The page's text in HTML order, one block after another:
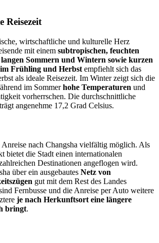
Reisezeit
wirtschaftliche und kulturelle Herz
mit einem subtropischen, feuchten
langen Sommern und Wintern sowie kurzen
Frühling und Herbst empfiehlt sich das
als ideale Reisezeit. Im Winter zeigt sich die
im Sommerhohe Temperaturen und
vorherrschen. Die durchschnittliche
angenehme 17,2 Grad Celsius.
nach Changsha vielfältig möglich. Als
bietet die Stadt einen internationalen
Destinationen angeflogen wird.
über ein ausgebautes Netz von
gut mit dem Rest des Landes
Fernbusse und die Anreise per Auto weitere
je nach Herkunftsort eine längere
bringt.